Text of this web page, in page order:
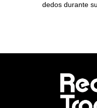
dedos durante